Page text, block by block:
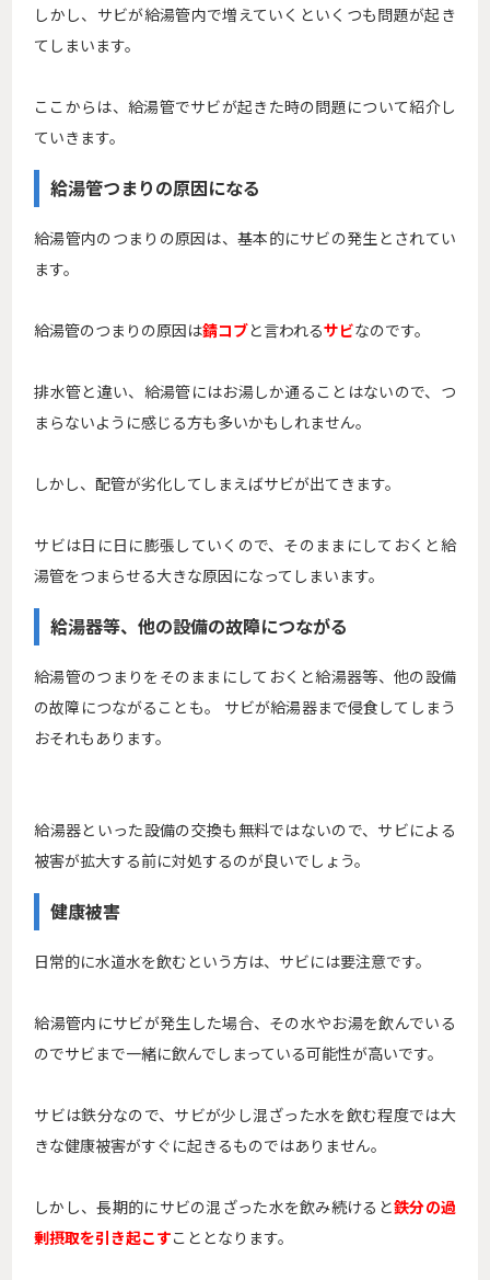
しかし、サビが給湯管内で増えていくといくつも問題が起き
てしまいます。
ここからは、給湯管でサビが起きた時の問題について紹介し
ていきます。
給湯管つまりの原因になる
給湯管内のつまりの原因は、基本的にサビの発生とされてい
ます。
給湯管のつまりの原因は錆コブと言われるサビなのです。
排水管と違い、給湯管にはお湯しか通ることはないので、つ
まらないように感じる方も多いかもしれません。
しかし、配管が劣化してしまえばサビが出てきます。
サビは日に日に膨張していくので、そのままにしておくと給
湯管をつまらせる大きな原因になってしまいます。
給湯器等、他の設備の故障につながる
給湯管のつまりをそのままにしておくと給湯器等、他の設備
の故障につながることも。 サビが給湯器まで侵食してしまう
おそれもあります。
給湯器といった設備の交換も無料ではないので、サビによる
被害が拡大する前に対処するのが良いでしょう。
健康被害
日常的に水道水を飲むという方は、サビには要注意です。
給湯管内にサビが発生した場合、その水やお湯を飲んでいる
のでサビまで一緒に飲んでしまっている可能性が高いです。
サビは鉄分なので、サビが少し混ざった水を飲む程度では大
きな健康被害がすぐに起きるものではありません。
しかし、長期的にサビの混ざった水を飲み続けると鉄分の過
剰摂取を引き起こすこととなります。